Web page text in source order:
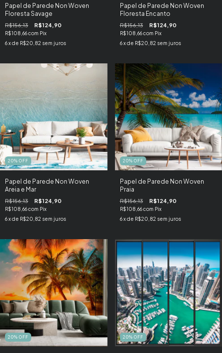
Papel de Parede Non Woven
Floresta Savage
R$156,13 R$124,90
R$108,66com Pix
6x de R$20,82 sem juros
Papel de Parede Non Woven
Floresta Encanto
R$156,13 R$124,90
R$108,66com Pix
6 x de R$20,82 sem juros
20% OFF
Papel de Parede Non Woven
Areia e Mar
R$156,13 R$124,90
R$108,66com Pix
6x de R$20,82 sem juros
20% OFF
Papel de Parede Non Woven
Praia
R$156,13 R$124,90
R$108,66com Pix
6 x de R$20,82 sem juros
20% OFF 20% OFF